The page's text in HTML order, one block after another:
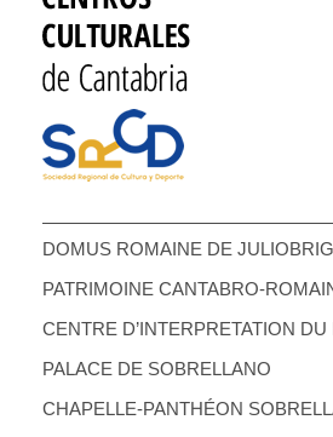
DOMUS ROMAINE DE
PATRIMOINE CANTABRO-
CENTRE D’INTERPRETATION
PALACE DE SOBRELLANO
CHAPELLE-PANTHÉON